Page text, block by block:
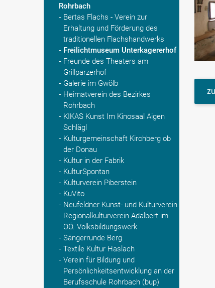
Rohrbach
Bertas Flachs - Verein zur
Erhaltung und Förderung des
traditionellen Flachshandwerks
Freilichtmuseum Unterkagererhof
Freunde des Theaters am
Grillparzerhof
Galerie im Gwölb
Heimatverein des Bezirkes
Rohrbach
KIKAS Kunst Im Kinosaal Aigen
Schlägl
Kulturgemeinschaft Kirchberg ob
der Donau
Kultur in der Fabrik
KulturSpontan
Kulturverein Piberstein
KuVito
Neufeldner Kunst- und Kulturverein
Regionalkulturverein Adalbert im
OÖ. Volksbildungswerk
Sängerrunde Berg
Textile Kultur Haslach
Verein für Bildung und
Persönlichkeitsentwicklung an der
Berufsschule Rohrbach (bup)